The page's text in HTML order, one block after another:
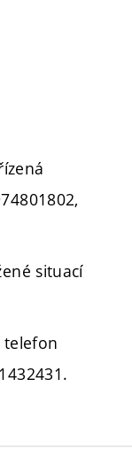
situací
telefon